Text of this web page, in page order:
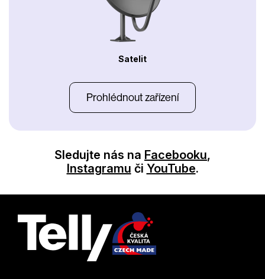
Satelit
Prohlédnout zařízení
Sledujte nás na Facebooku,
Instagramu či YouTube.